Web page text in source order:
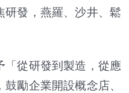
研發，燕羅、沙井、鬆
從研發到製造，從應
勵企業開設概念店、